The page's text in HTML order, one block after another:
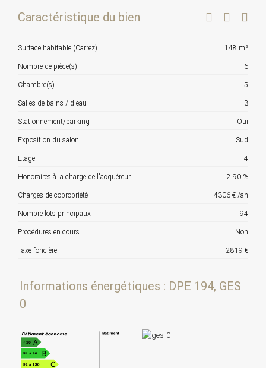
Caractéristique du bien
Surface habitable (Carrez) 148 m²
Nombre de pièce(s) 6
Chambre(s) 5
Salles de bains / d'eau 3
Stationnement/parking Oui
Exposition du salon Sud
Etage 4
Honoraires à la charge de l'acquéreur 2.90 %
Charges de copropriété 4306 € /an
Nombre lots principaux 94
Procédures en cours Non
Taxe foncière 2819 €
Informations énergétiques : DPE 194, GES
0